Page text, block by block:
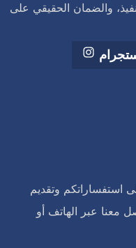
والضمان الحقيقي على
استفساراتكم وتقديم
معنا عبر الهاتف أو